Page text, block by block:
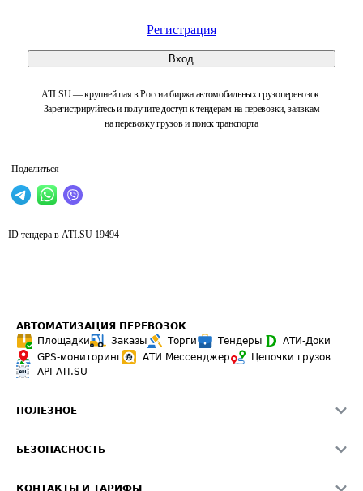
Регистрация
Вход
ATI.SU — крупнейшая в России биржа автомобильных грузоперевозок.
Зарегистрируйтесь и получите доступ к тендерам на перевозки, заявкам
на перевозку грузов и поиск транспорта
Поделиться
ID тендера в ATI.SU 19494
АВТОМАТИЗАЦИЯ ПЕРЕВОЗОК
Площадки
Заказы Торги Тендеры
АТИ-Доки
GPS-мониторинг
АТИ Мессенджер
Цепочки грузов
API ATI.SU
ПОЛЕЗНОЕ
Звезды ATI.SU на вашем сайте
БЕЗОПАСНОСТЬ
КОНТАКТЫ И ТАРИФЫ